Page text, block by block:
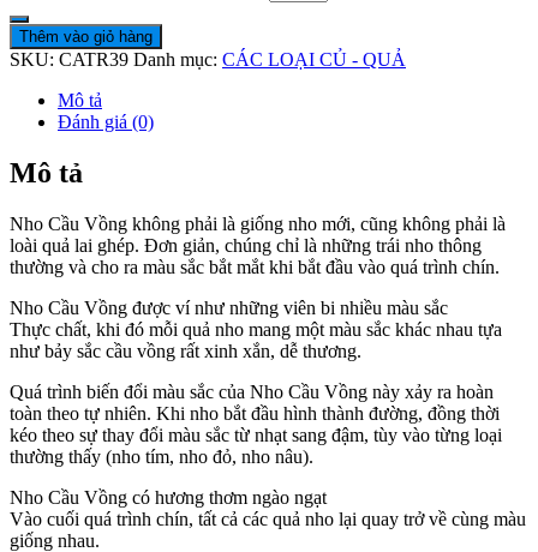
Thêm vào giỏ hàng
SKU: CATR39 Danh mục: CÁC LOẠI CỦ - QUẢ
Mô tả
Đánh giá (0)
Mô tả
Nho Cầu Vồng không phải là giống nho mới, cũng không phải là
loài quả lai ghép. Đơn giản, chúng chỉ là những trái nho thông
thường và cho ra màu sắc bắt mắt khi bắt đầu vào quá trình chín.
Nho Cầu Vồng được ví như những viên bi nhiều màu sắc
Thực chất, khi đó mỗi quả nho mang một màu sắc khác nhau tựa
như bảy sắc cầu vồng rất xinh xắn, dễ thương.
Quá trình biến đổi màu sắc của Nho Cầu Vồng này xảy ra hoàn
toàn theo tự nhiên. Khi nho bắt đầu hình thành đường, đồng thời
kéo theo sự thay đổi màu sắc từ nhạt sang đậm, tùy vào từng loại
thường thấy (nho tím, nho đỏ, nho nâu).
Nho Cầu Vồng có hương thơm ngào ngạt
Vào cuối quá trình chín, tất cả các quả nho lại quay trở về cùng màu
giống nhau.